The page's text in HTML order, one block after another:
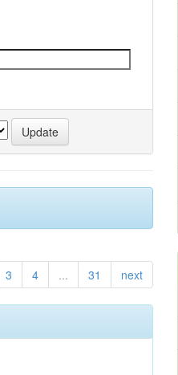
3 4 ... 31 next